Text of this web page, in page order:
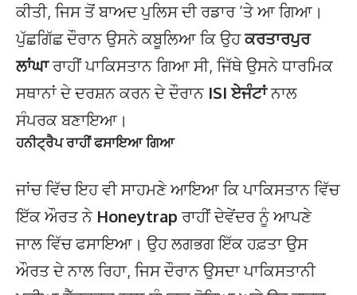
ਕੀਤੀ, ਜਿਸ ਤੋਂ ਬਾਅਦ ਪੁਲਿਸ ਦੀ ਰਡਾਰ ‘ਤੇ ਆ ਗਿਆ।
ਪੁੱਛਗਿੱਛ ਦੌਰਾਨ ਉਸਨੇ ਕਬੂਲਿਆ ਕਿ ਉਹਕਰਤਾਰਪੁਰ
ਲਾਂਘਾਰਾਹੀਂ ਪਾਕਿਸਤਾਨ ਗਿਆ ਸੀ, ਜਿੱਥੇ ਉਸਨੇ ਧਾਰਮਿਕ
ਸਥਾਨਾਂ ਦੇ ਦਰਸ਼ਨ ਕਰਨ ਦੇ ਦੌਰਾਨ ISI ਏਜੰਟਾਂਨਾਲ
ਸੰਪਰਕ ਬਣਾਇਆ।
ਹਨੀਟ੍ਰੈਪ ਰਾਹੀਂ ਫਸਾਇਆ ਗਿਆ
ਜਾਂਚ ਵਿੱਚ ਇਹ ਵੀ ਸਾਹਮਣੇ ਆਇਆ ਕਿ ਪਾਕਿਸਤਾਨ ਵਿੱਚ
ਇੱਕ ਔਰਤ ਨੇ Honeytrap ਰਾਹੀਂ ਦੇਵੇਂਦਰ ਨੂੰ ਆਪਣੇ
ਜਾਲ ਵਿੱਚ ਫਸਾਇਆ। ਉਹ ਲਗਭਗ ਇੱਕ ਹਫ਼ਤਾ ਉਸ
ਔਰਤ ਦੇ ਨਾਲ ਰਿਹਾ, ਜਿਸ ਦੌਰਾਨ ਉਸਦਾ ਪਾਕਿਸਤਾਨੀ